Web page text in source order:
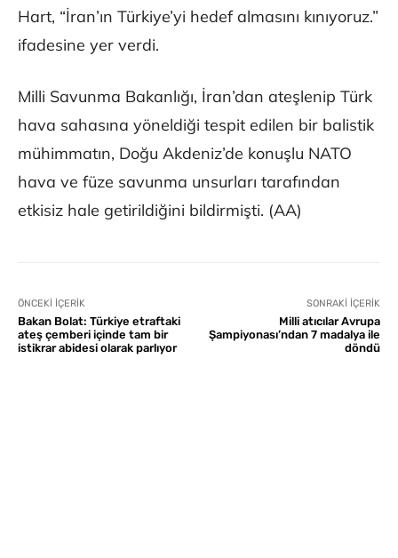
Hart, “İran’ın Türkiye’yi hedef almasını kınıyoruz.”
ifadesine yer verdi.
Milli Savunma Bakanlığı, İran’dan ateşlenip Türk
hava sahasına yöneldiği tespit edilen bir balistik
mühimmatın, Doğu Akdeniz’de konuşlu NATO
hava ve füze savunma unsurları tarafından
etkisiz hale getirildiğini bildirmişti. (AA)
ÖNCEKI İÇERIK
Bakan Bolat: Türkiye etraftaki
ateş çemberi içinde tam bir
istikrar abidesi olarak parlıyor
SONRAKI İÇERIK
Milli atıcılar Avrupa
Şampiyonası’ndan 7 madalya ile
döndü